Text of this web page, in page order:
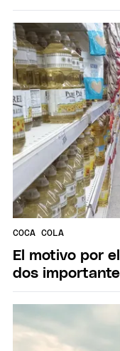
COCA COLA
El motivo por
dos